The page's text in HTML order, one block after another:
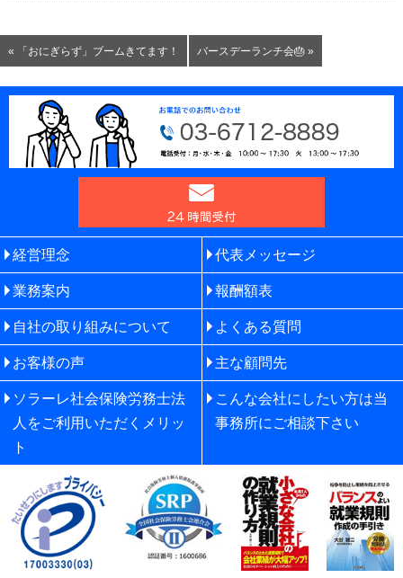
« 「おにぎらず」ブームきてます！ バースデーランチ会🎂 »
経営理念 代表メッセージ
業務案内 報酬額表
自社の取り組みについて よくある質問
お客様の声 主な顧問先
ソラーレ社会保険労務士法
人をご利用いただくメリッ
ト
こんな会社にしたい方は当
事務所にご相談下さい